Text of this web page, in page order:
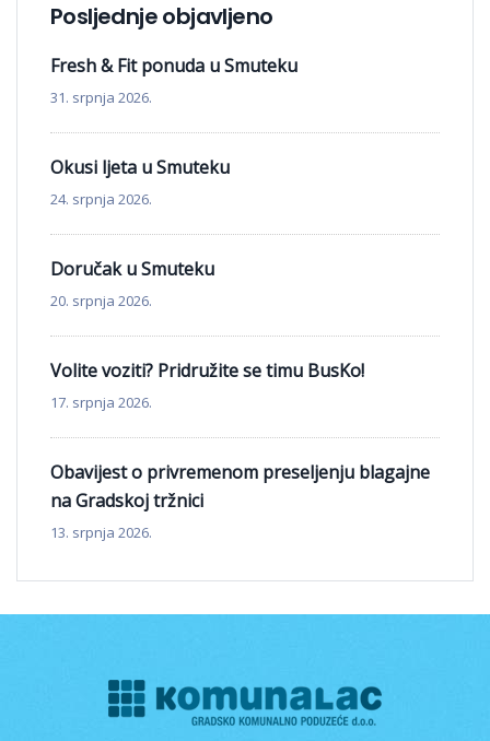
Posljednje objavljeno
Fresh & Fit ponuda u Smuteku
31. srpnja 2026.
Okusi ljeta u Smuteku
24. srpnja 2026.
Doručak u Smuteku
20. srpnja 2026.
Volite voziti? Pridružite se timu BusKo!
17. srpnja 2026.
Obavijest o privremenom preseljenju blagajne
na Gradskoj tržnici
13. srpnja 2026.